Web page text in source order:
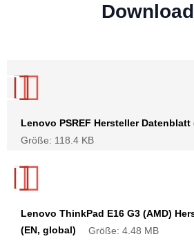
Lenovo PSREF Hersteller Datenblatt
Größe: 118.4 KB
Lenovo ThinkPad E16 G3 (AMD)
(EN, global)
Größe: 4.48 MB